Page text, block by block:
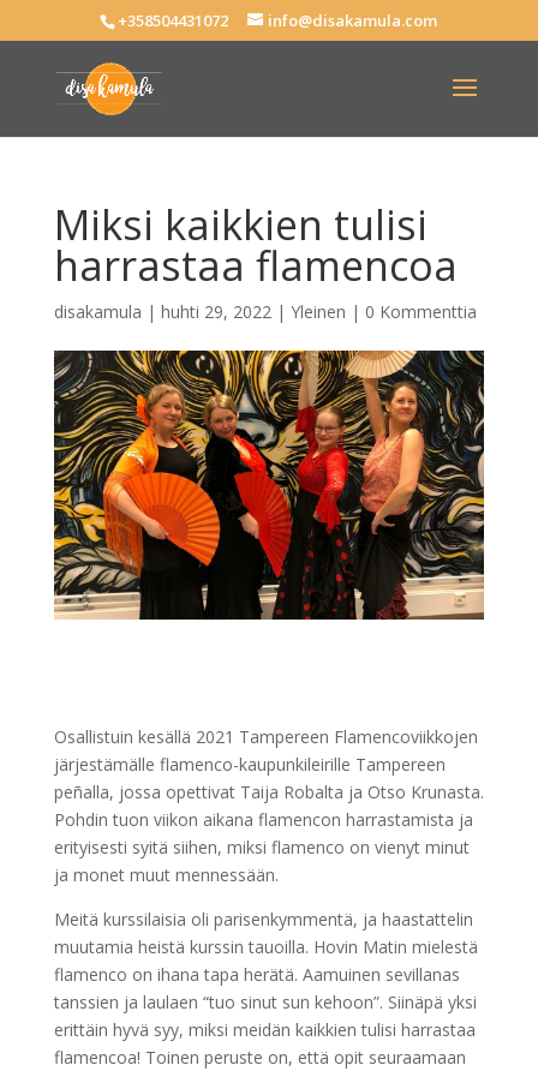
+358504431072 info@disakamula.com
Miksi kaikkien tulisi
harrastaa flamencoa
disakamula | huhti 29, 2022| Yleinen | 0 Kommenttia
Osallistuin kesällä 2021 Tampereen Flamencoviikkojen
järjestämälle flamenco-kaupunkileirille Tampereen
peñalla, jossa opettivat Taija Robalta ja Otso Krunasta.
Pohdin tuon viikon aikana flamencon harrastamista ja
erityisesti syitä siihen, miksi flamenco on vienyt minut
ja monet muut mennessään.
Meitä kurssilaisia oli parisenkymmentä, ja haastattelin
muutamia heistä kurssin tauoilla. Hovin Matin mielestä
flamenco on ihana tapa herätä. Aamuinen sevillanas
tanssien ja laulaen “tuo sinut sun kehoon”. Siinäpä yksi
erittäin hyvä syy, miksi meidän kaikkien tulisi harrastaa
flamencoa! Toinen peruste on, että opit seuraamaan